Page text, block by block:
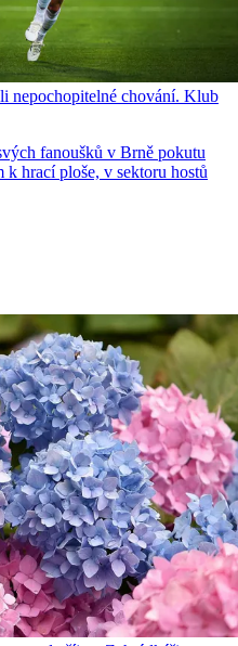
nepochopitelné chování. Klub
fanoušků v Brně pokutu
hrací ploše, v sektoru hostů